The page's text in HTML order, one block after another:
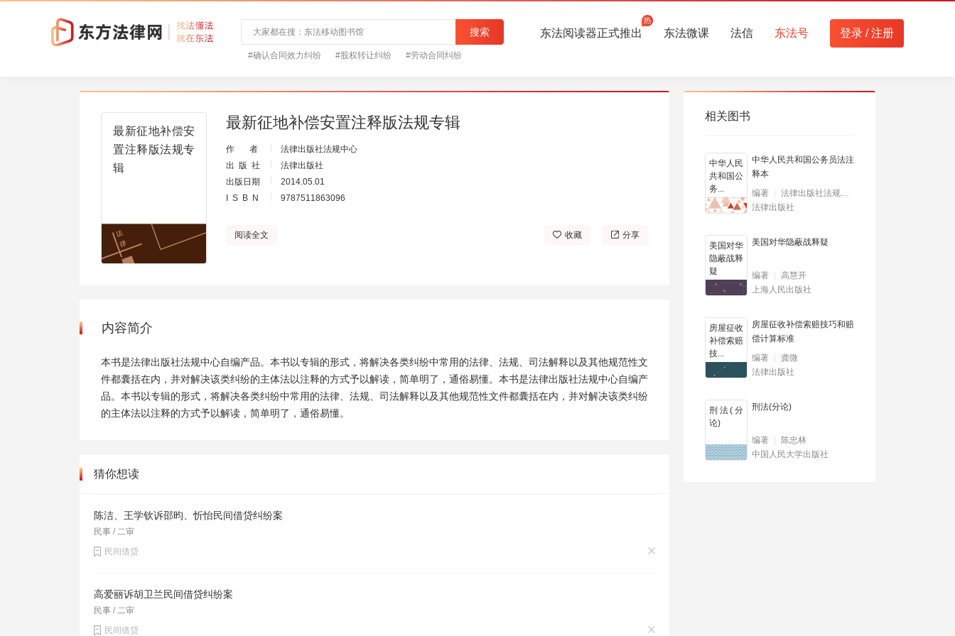
搜索
#确认合同效力纠纷 #股权转让纠纷 #劳动合同纠纷
登录 /注册
东法号
法信
东法微课
东法阅读器正式推出
最新征地补偿安
置注释版法规专
辑
最新征地补偿安置注释版法规专辑
作 者
法律出版社法规中心
出 版 社
法律出版社
出版日期
2014.05.01
I S B N
9787511863096
阅读全文 收藏 分享
内容简介
本书是法律出版社法规中心自编产品。本书以专辑的形式，将解决各类纠纷中常用的法律、法规、司法解释以及其他规范性文
件都囊括在内，并对解决该类纠纷的主体法以注释的方式予以解读，简单明了，通俗易懂。本书是法律出版社法规中心自编产
品。本书以专辑的形式，将解决各类纠纷中常用的法律、法规、司法解释以及其他规范性文件都囊括在内，并对解决该类纠纷
的主体法以注释的方式予以解读，简单明了，通俗易懂。
猜你想读
陈洁、王学钦诉邵昀、忻怡民间借贷纠纷案
民事 / 二审
民间借贷
高爱丽诉胡卫兰民间借贷纠纷案
民事 / 二审
民间借贷
相关图书
中华人民
共和国公
务...
中华人民共和国公务员法注
释本
编著
法律出版社法规中心
法律出版社
美国对华
隐蔽战释
疑
美国对华隐蔽战释疑
编著
高慧开
上海人民出版社
房屋征收
补偿索赔
技...
房屋征收补偿索赔技巧和赔
偿计算标准
编著
龚微
法律出版社
刑法(分
论)
刑法(分论)
编著
陈忠林
中国人民大学出版社